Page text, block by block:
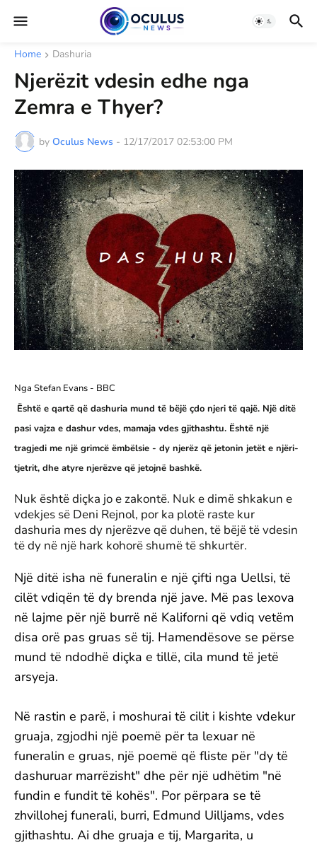
Home Dashuria
Njerëzit vdesin edhe nga
Zemra e Thyer?
by Oculus News - 12/17/2017 02:53:00 PM
Nga Stefan Evans - BBC
Është e qartë që dashuria mund të bëjë çdo njeri të qajë. Një ditë
pasi vajza e dashur vdes, mamaja vdes gjithashtu. Është një
tragjedi me një grimcë ëmbëlsie - dy njerëz që jetonin jetët e njëri-
tjetrit, dhe atyre njerëzve që jetojnë bashkë.
Nuk është diçka jo e zakontë. Nuk e dimë shkakun e
vdekjes së Deni Rejnol, por ka plotë raste kur
dashuria mes dy njerëzve që duhen, të bëjë të vdesin
të dy në një hark kohorë shumë të shkurtër.
Një ditë isha në funeralin e një çifti nga Uellsi, të
cilët vdiqën të dy brenda një jave. Më pas lexova
në lajme për një burrë në Kaliforni që vdiq vetëm
disa orë pas gruas së tij. Hamendësove se përse
mund të ndodhë diçka e tillë, cila mund të jetë
arsyeja.
Në rastin e parë, i moshurai të cilit i kishte vdekur
gruaja, zgjodhi një poemë për ta lexuar në
funeralin e gruas, një poemë që fliste për "dy të
dashuruar marrëzisht" dhe për një udhëtim "në
fundin e fundit të kohës". Por përpara se të
zhvillohej funerali, burri, Edmund Uilljams, vdes
gjithashtu. Ai dhe gruaja e tij, Margarita, u